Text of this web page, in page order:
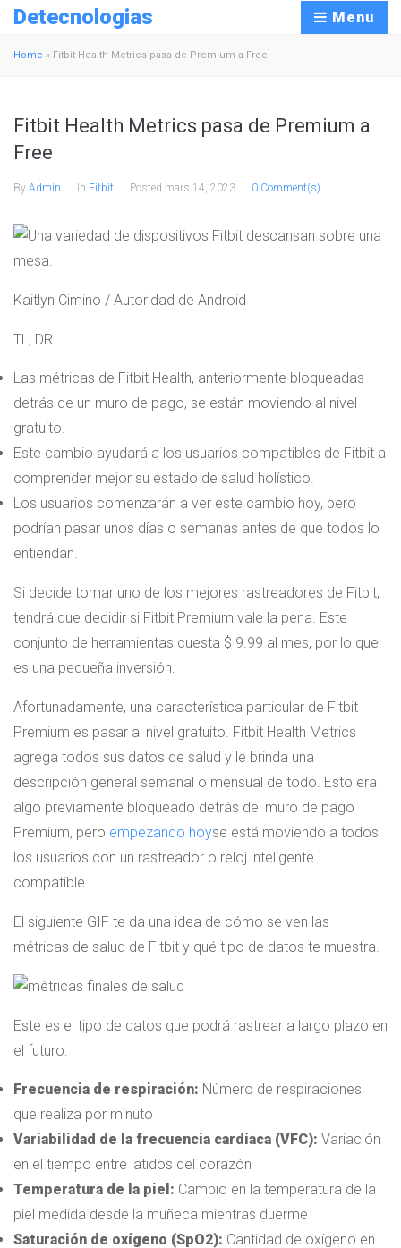
Detecnologias Menu
Home » Fitbit Health Metrics pasa de Premium a Free
Fitbit Health Metrics pasa de Premium a
Free
By Admin In Fitbit Posted mars 14, 2023 0 Comment(s)
Kaitlyn Cimino / Autoridad de Android
TL; DR
Las métricas de Fitbit Health, anteriormente bloqueadas
detrás de un muro de pago, se están moviendo al nivel
gratuito.
Este cambio ayudará a los usuarios compatibles de Fitbit a
comprender mejor su estado de salud holístico.
Los usuarios comenzarán a ver este cambio hoy, pero
podrían pasar unos días o semanas antes de que todos lo
entiendan.
Si decide tomar uno de los mejores rastreadores de Fitbit,
tendrá que decidir si Fitbit Premium vale la pena. Este
conjunto de herramientas cuesta $ 9.99 al mes, por lo que
es una pequeña inversión.
Afortunadamente, una característica particular de Fitbit
Premium es pasar al nivel gratuito. Fitbit Health Metrics
agrega todos sus datos de salud y le brinda una
descripción general semanal o mensual de todo. Esto era
algo previamente bloqueado detrás del muro de pago
Premium, pero empezando hoyse está moviendo a todos
los usuarios con un rastreador o reloj inteligente
compatible.
El siguiente GIF te da una idea de cómo se ven las
métricas de salud de Fitbit y qué tipo de datos te muestra.
Este es el tipo de datos que podrá rastrear a largo plazo en
el futuro:
Frecuencia de respiración: Número de respiraciones
que realiza por minuto
Variabilidad de la frecuencia cardíaca (VFC): Variación
en el tiempo entre latidos del corazón
Temperatura de la piel: Cambio en la temperatura de la
piel medida desde la muñeca mientras duerme
Saturación de oxígeno (SpO2): Cantidad de oxígeno en